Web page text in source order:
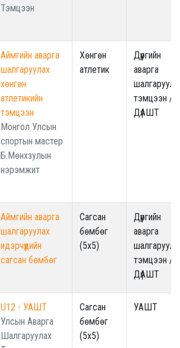
Тэмцээн
Аймгийн аварга
шалгаруулах
хөнгөн
атлетикийн
тэмцээн
Монгол Улсын
спортын мастер
Б.Мөнхзулын
нэрэмжит
Хөнгөн
атлетик
Дүүргийн
аварга
тэмцээн /
ДүАШТ
Аймгийн аварга
шалгаруулах
идэрчүүдийн
сагсан бөмбөг
Сагсан
бөмбөг
(5x5)
Дүүргийн
аварга
тэмцээн /
ДүАШТ
U12 - УАШТ
Улсын Аварга
Шалгаруулах
Сагсан
бөмбөг
(5x5)
УАШТ